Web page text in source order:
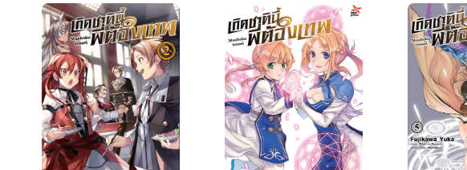
กฎหมาย สัญญา ภาษี
การเงิน การลงทุน บริหาร
นิตยสาร หนังสือพิมพ์
ครอบครัว
วรรณกรรม
กฎหมาย สัญญา ภาษี
การเงิน การลงทุน บริหาร
นิตยสาร หนังสือพิมพ์
ครอบครัว
วรรณกรรม